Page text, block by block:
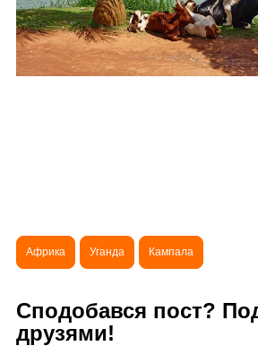
Африка Уганда Кампала
Сподобався пост?
друзями!